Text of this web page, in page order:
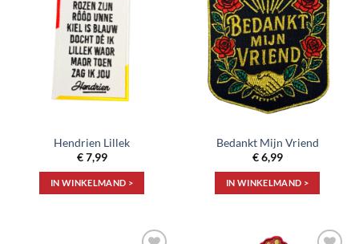
Hendrien Lillek
€7,99
IN WINKELMAND >
Toevoegen
aan
verlanglijst
Bedankt Mijn Vriend
€6,99
IN WINKELMAND >